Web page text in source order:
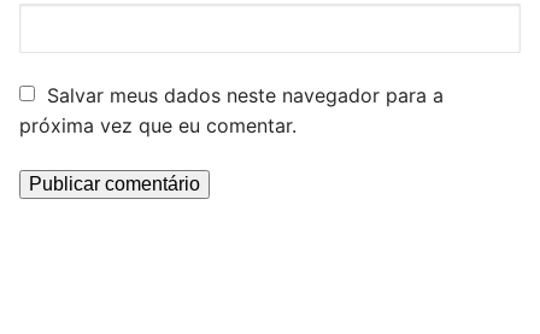
Salvar meus dados neste navegador para a
próxima vez que eu comentar.